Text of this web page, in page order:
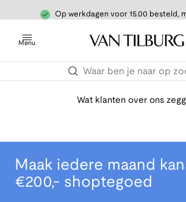
Op werkdagen voor 15.00 besteld,
Menu
Wat klanten over ons
Maak iedere maand
€200,- shoptegoed